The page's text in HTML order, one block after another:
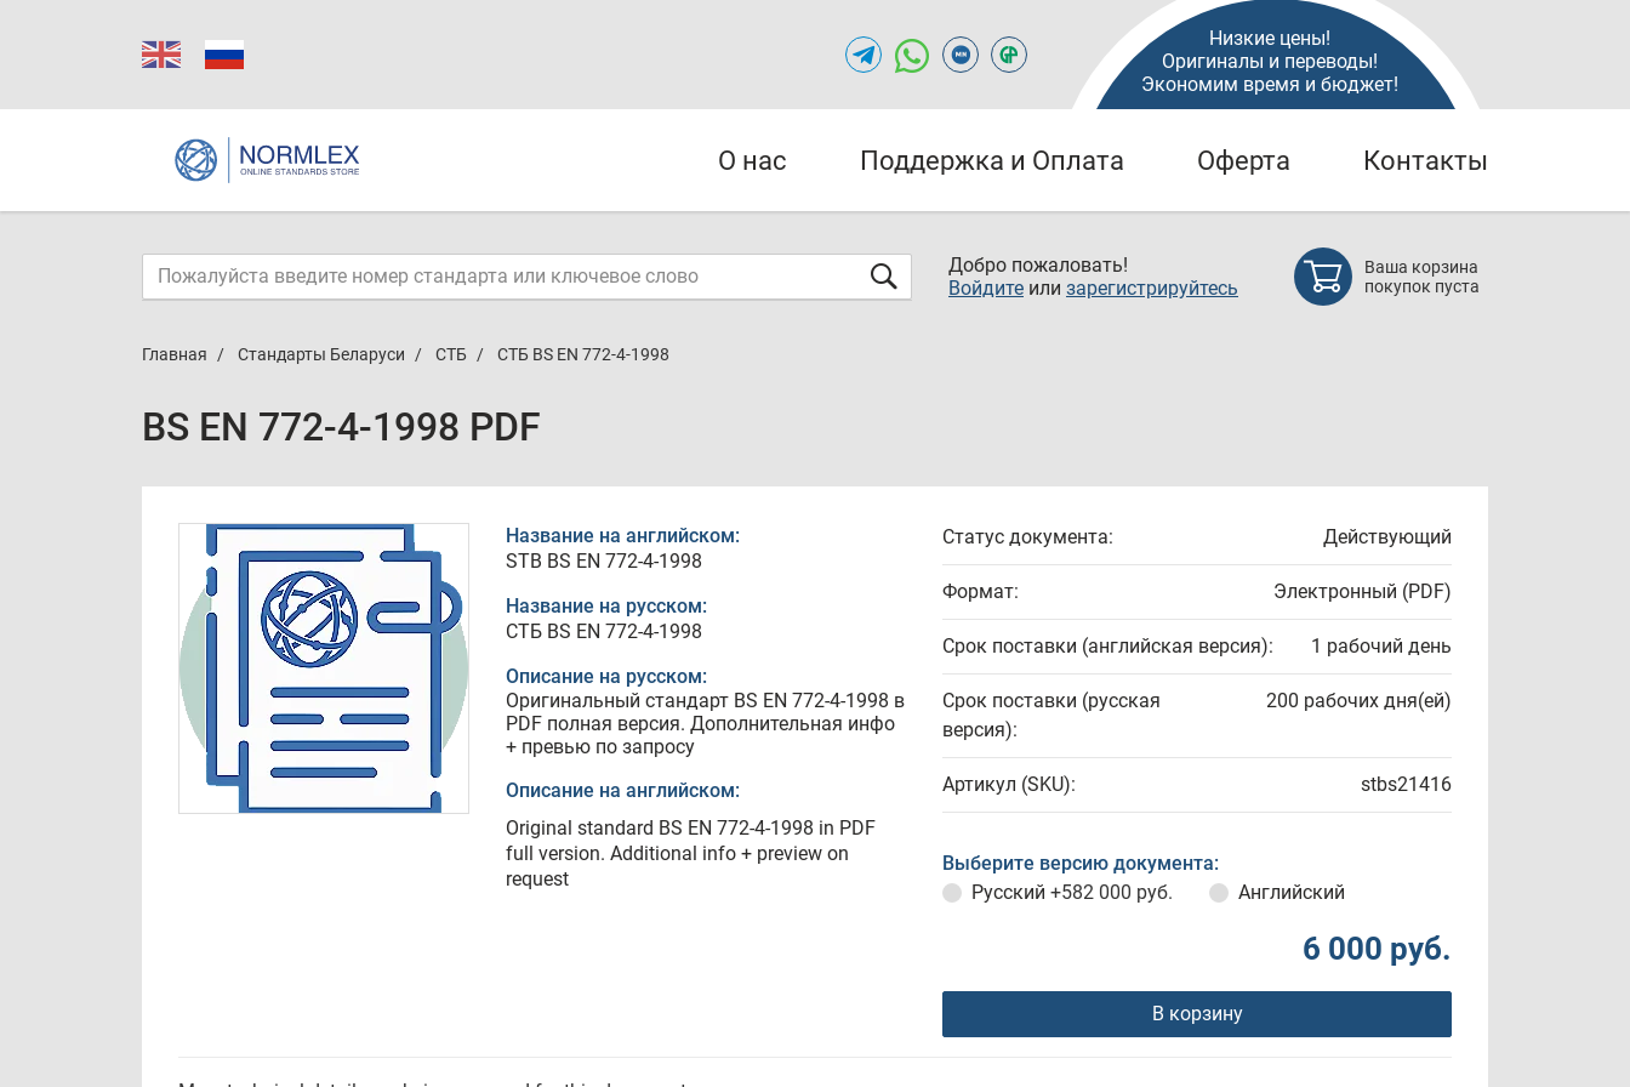
Низкие цены!
Оригиналы и переводы!
Экономим время и бюджет!
О нас Поддержка и Оплата Оферта Контакты
Добро пожаловать!
Войдите или зарегистрируйтесь
Ваша корзина
покупок пуста
Главная Стандарты Беларуси СТБ СТБ BS EN 772-4-1998
BS EN 772-4-1998 PDF
Название на английском:
STB BS EN 772-4-1998
Название на русском:
СТБ BS EN 772-4-1998
Описание на русском:
Оригинальный стандарт BS EN 772-4-1998 в
PDF полная версия. Дополнительная инфо
+ превью по запросу
Описание на английском:
Original standard BS EN 772-4-1998 in PDF
full version. Additional info + preview on
request
Статус документа: Действующий
Формат: Электронный (PDF)
Срок поставки (английская версия): 1 рабочий день
Срок поставки (русская
версия):
200 рабочих дня(ей)
Артикул (SKU): stbs21416
Выберите версию документа:
Русский +582 000 руб. Английский
6 000 руб.
В корзину